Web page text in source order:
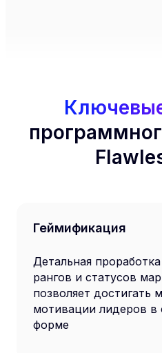
Геймификация
Детальная
рангов и статусов
позволяет достигать
мотивации лидеров в
форме